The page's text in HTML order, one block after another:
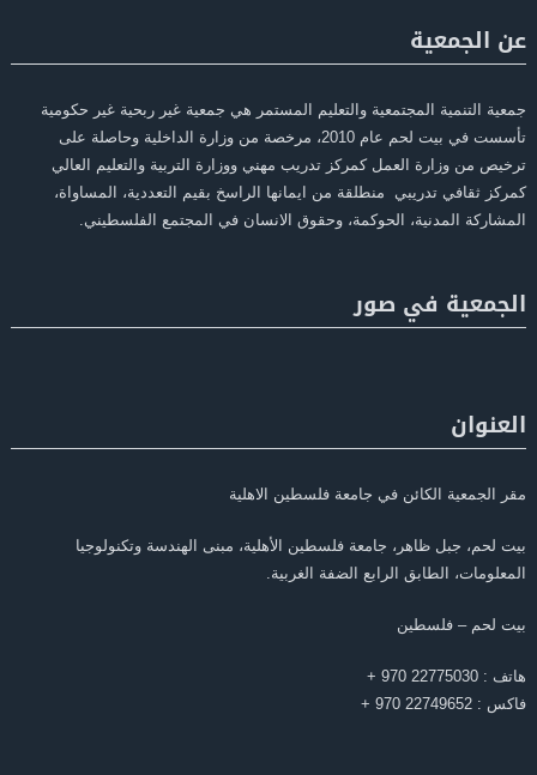
عن الجمعية
جمعية التنمية المجتمعية والتعليم المستمر هي جمعية غير ربحية غير حكومية
تأسست في بيت لحم عام 2010، مرخصة من وزارة الداخلية وحاصلة على
ترخيص من وزارة العمل كمركز تدريب مهني ووزارة التربية والتعليم العالي
كمركز ثقافي تدريبي منطلقة من ايمانها الراسخ بقيم التعددية، المساواة،
المشاركة المدنية، الحوكمة، وحقوق الانسان في المجتمع الفلسطيني.
الجمعية في صور
العنوان
مقر الجمعية الكائن في جامعة فلسطين الاهلية
بيت لحم، جبل ظاهر، جامعة فلسطين الأهلية، مبنى الهندسة وتكنولوجيا
المعلومات، الطابق الرابع الضفة الغربية.
بيت لحم – فلسطين
هاتف : 22775030 970 +
فاكس : 22749652 970 +